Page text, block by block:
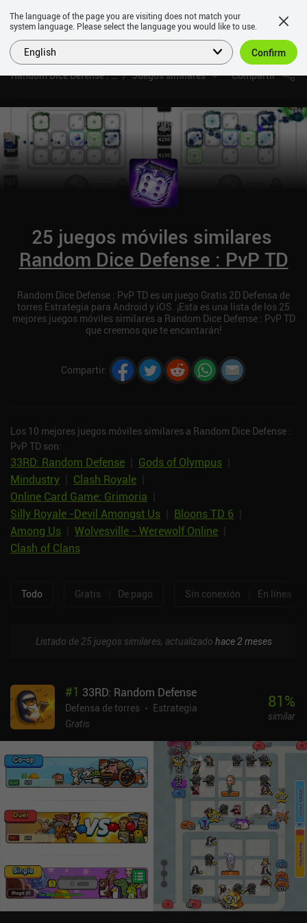
Random Dice Defense : PvP TDJuegos similares Compartir
25 juegos móviles similares
Random Dice Defense : PvP TD
Random Dice Defense : PvP TD es un juego Gratis 2D Defensa de
torres Estrategia para Android y iOS. ¡Esta es una lista de los 25
mejores juegos móviles similares a Random Dice Defense : PvP TD
que creemos que te encantarán!
Compartir:
Los 10 mejores juegos móviles similares a Random Dice Defense :
PvP TD son:
33RD: Random Defense Gods of Olympus
Mindustry
Clash Royale
Online Card Game: Grimoria
Silly Royale -Devil Amongst Us
Bloons TD 6
Among Us
Wolvesville - Werewolf Online
Clash of Clans
Todo Gratis De pago Sin conexión En línea
Listado de 25 juegos similares, actualizado hace 2 meses
#1 33RD: Random Defense
Defensa de torres
Estrategia
Gratis
81%
similar
The language of the page you are visiting does not match your
system language. Please select the language you would like to use.
English Confirm